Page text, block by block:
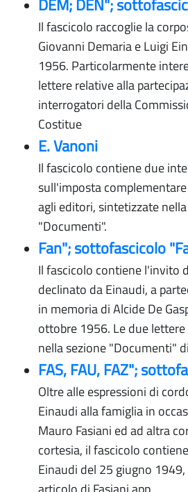
DEM; DEN";
Il fascicolo raccoglie la
Giovanni Demaria e Luigi
1956. Particolarmente
lettere relative alla
interrogatori della
Costitue
E. Vanoni
Il fascicolo contiene due
sull'imposta
agli editori, sintetizzate
"Documenti".
Fan"; sottofascicolo
Il fascicolo contiene l'invito
declinato da Einaudi, a
in memoria di Alcide De
ottobre 1956. Le due
nella sezione "Documenti"
FAS, FAU, FAZ";
Oltre alle espressioni di
Einaudi alla famiglia in
Mauro Fasiani ed ad altra
cortesia, il fascicolo
Einaudi del 25 giugno